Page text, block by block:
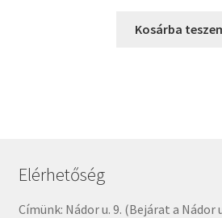
was:
Kosárba
Elérhetőség
Címünk: Nádor u. 9. (Bejárat a